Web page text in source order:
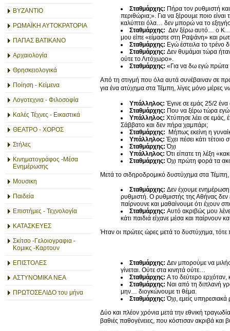
ΒΥΖΑΝΤΙΟ
ΡΩΜΑΪΚΗ ΑΥΤΟΚΡΑΤΟΡΙΑ
ΠΑΠΑΣ ΒΑΤΙΚΑΝΟ
Αρχαιολογία
Θρησκειολογικά
Ποίηση - Κείμενα
Λογοτεχνια - Φιλοσοφία
Καλές Τέχνες - Εικαστικά
ΘΕΑΤΡΟ - ΧΟΡΟΣ
Στήλες
Κινηματογράφος -Μέσα
Ενημέρωσης
Μουσικη
Παιδεία
Επιστήμες - Τεχνολογία
ΚΑΤΑΣΚΕΥΕΣ
Σκίτσο -Γελοιογραφια -
Κομικς -Καρτουν
ΕΠΙΣΤΟΛΕΣ
ΑΣΤΥΝΟΜΙΚΑ ΝΕΑ
ΠΡΩΤΟΣΕΛΙΔΟ του μήνα
Σταθμάρχης: Πήρα τον ρυθμιστή
περιθώρια;». Για να ξέρουμε ποιο
καλύπτει όλα… δεν μπορώ να το
Σταθμάρχης: Δεν ξέρω αυτό… ο Κ…
μου είπε «είμαστε στη Ραψάνη» και
Σταθμάρχης: Εγώ έστειλα το
Σταθμάρχης: Δεν θυμάμαι τώρα
ούτε το Λιτόχωρο».
Σταθμάρχης: «Για να δω εγώ πρώτα
Από τη στιγμή που όλα αυτά συνέβαιναν σε
για ένα ατύχημα στα Τέμπη, λίγες μόνο μέρες
Υπάλληλος: Έγινε σε εμάς 25/2
Σταθμάρχης: Που να ξέρω τώρα
Υπάλληλος: Χτύπησε λέει σε εμάς,
Σάββατο και δεν πήρα χαμπάρι;
Σταθμάρχης: Μήπως εκείνη η
Υπάλληλος: Έχει πέσει κάτι
Σταθμάρχης: Όχι
Υπάλληλος: Ότι είπατε τη λέξη
Σταθμάρχης: Όχι πρώτη φορά τα
Μετά το σιδηροδρομικό δυστύχημα στα
Σταθμάρχης: Δεν έχουμε
ρυθμιστή. Ο ρυθμιστής της Αθήνας
παίρνουνε και μαθαίνουμε ότι έχουν
Σταθμάρχης: Αυτό ακριβώς μου
κάτι παιδιά είχανε μέσα και παίρνουν
Ήταν οι πρώτες ώρες μετά το δυστύχημα, τότε
Σταθμάρχης: Δεν μπορούμε να
γίνεται. Ούτε στα κινητά ούτε…
Σταθμάρχης: Α το δεύτερο ερχόταν,
Σταθμάρχης: Ναι από τη διπλανή
μην… διογκώνουμε τι θέμα.
Σταθμάρχης: Όχι, εμείς
Δύο και πλέον χρόνια μετά την εθνική
βαθιές παθογένειες, που κόστισαν ακριβά